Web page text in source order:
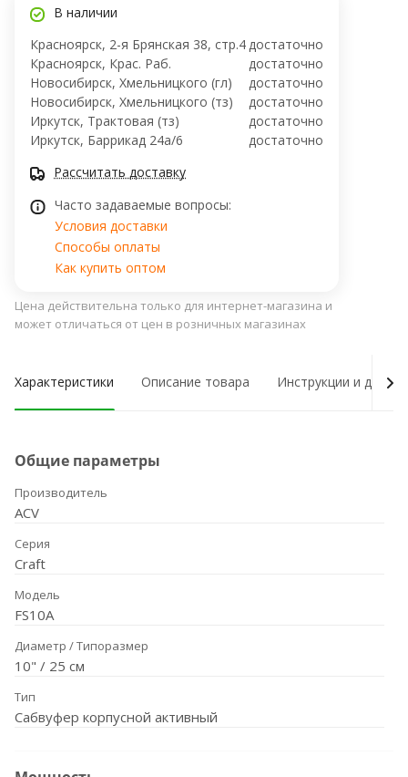
В наличии
Красноярск, 2-я Брянская 38, стр.4достаточно
Красноярск, Крас. Раб.
достаточно
Новосибирск, Хмельницкого (гл)
достаточно
Новосибирск, Хмельницкого (тз)
достаточно
Иркутск, Трактовая (тз)
достаточно
Иркутск, ​Баррикад 24а/6
достаточно
Рассчитать доставку
Часто задаваемые вопросы:
Условия доставки
Способы оплаты
Как купить оптом
Цена действительна только для интернет-магазина и
может отличаться от цен в розничных магазинах
Характеристики Описание товара Инструкции и
Общие параметры
Производитель
ACV
Серия
Craft
Модель
FS10A
Диаметр / Типоразмер
10" / 25 см
Тип
Сабвуфер корпусной активный